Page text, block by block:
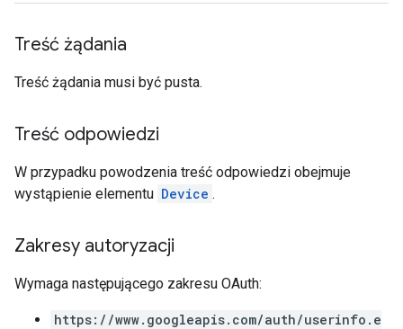
Treść żądania
Treść żądania musi być pusta.
Treść odpowiedzi
W przypadku powodzenia treść odpowiedzi obejmuje
wystąpienie elementu Device .
Zakresy autoryzacji
Wymaga następującego zakresu OAuth:
https://www.googleapis.com/auth/userinfo.e